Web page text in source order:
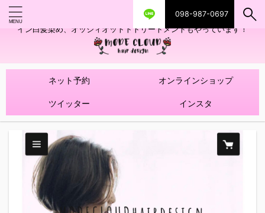
098-987-0697
艶ツヤヘアカラー！髪質改善トリートメントやハイライトを使ったデザ
イン白髪染め、オッジィオットトトリートメントもやっています！
ネット予約 オンラインショップ
ツイッター インスタ